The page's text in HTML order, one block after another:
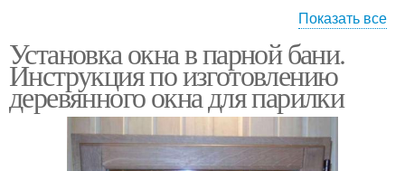
Отдых в бане Окно в помещениях
Окна для бани Окно в парилке
Показать все
Установка окна в парной бани.
Инструкция по изготовлению
деревянного окна для парилки